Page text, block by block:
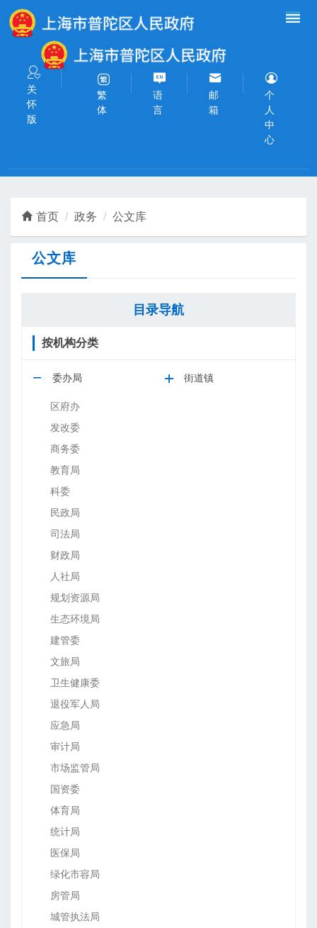
无障碍操作说明
关
怀
版
繁
体
语
言
邮
箱
个
人
中
心
首页 政务 公文库
公文库
目录导航
按机构分类
委办局
区府办
发改委
商务委
教育局
科委
民政局
司法局
财政局
人社局
规划资源局
生态环境局
建管委
文旅局
卫生健康委
退役军人局
应急局
审计局
市场监管局
国资委
体育局
统计局
医保局
绿化市容局
房管局
城管执法局
街道镇